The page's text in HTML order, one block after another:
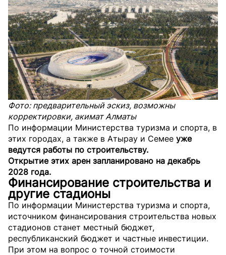
Фото: предварительный эскиз, возможны
корректировки, акимат Алматы
По информации Министерства туризма и спорта, в
этих городах, а также в Атырау и Семее уже
ведутся работы по строительству.
Открытие этих арен запланировано на декабрь
2028 года.
Финансирование строительства и
другие стадионы
По информации Министерства туризма и спорта,
источником финансирования строительства новых
стадионов станет местный бюджет,
республиканский бюджет и частные инвестиции.
При этом на вопрос о точной стоимости